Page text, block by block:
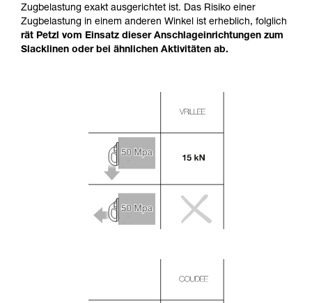
Zugbelastung exakt ausgerichtet ist. Das Risiko einer
Zugbelastung in einem anderen Winkel ist erheblich, folglich
rät Petzl vom Einsatz dieser Anschlageinrichtungen zum
Slacklinen oder bei ähnlichen Aktivitäten ab.